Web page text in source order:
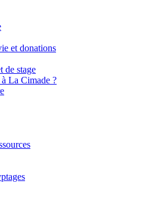
et donations
de stage
La Cimade ?